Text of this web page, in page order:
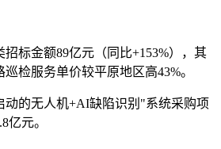
招标金额89亿元（同比+153%），其
检服务单价较平原地区高43%。
动的无人机+AI缺陷识别"系统采购项
亿元‌。